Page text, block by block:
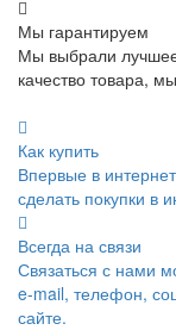
Мы гарантируем
Мы выбрали
качество товара,
Как купить
Впервые в
сделать покупки в
Всегда на связи
Связаться с нами
e-mail, телефон,
сайте.